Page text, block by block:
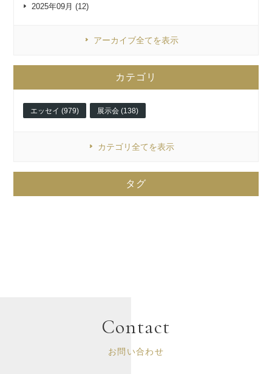
2025年09月 (12)
アーカイブ全てを表示
カテゴリ
エッセイ (979) 展示会 (138)
カテゴリ全てを表示
タグ
Contact
お問い合わせ